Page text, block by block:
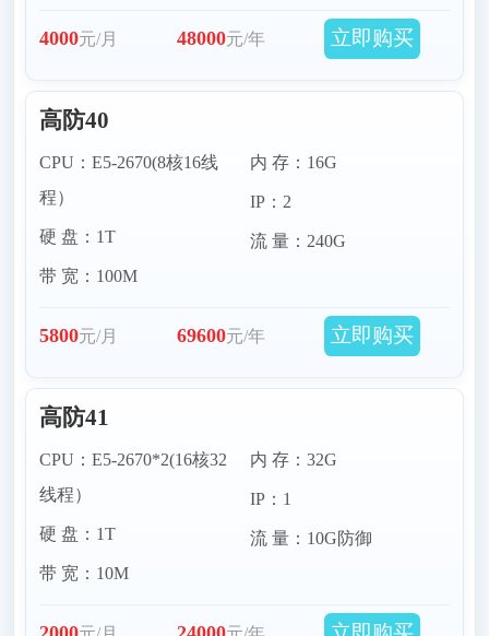
4000元/月 48000元/年 立即购买
高防40
CPU：E5-2670(8核16线
程）
硬 盘：1T
带 宽：100M
内 存：16G
IP：2
流 量：240G
5800元/月 69600元/年 立即购买
高防41
CPU：E5-2670*2(16核32
线程）
硬 盘：1T
带 宽：10M
内 存：32G
IP：1
流 量：10G防御